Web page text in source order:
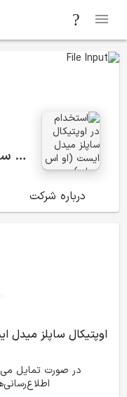
اوپتیکال ساپلز میدل ایست (او اس ام ای)
درباره شرکت
اوپتیکال ساپلز
در صورت تمایل